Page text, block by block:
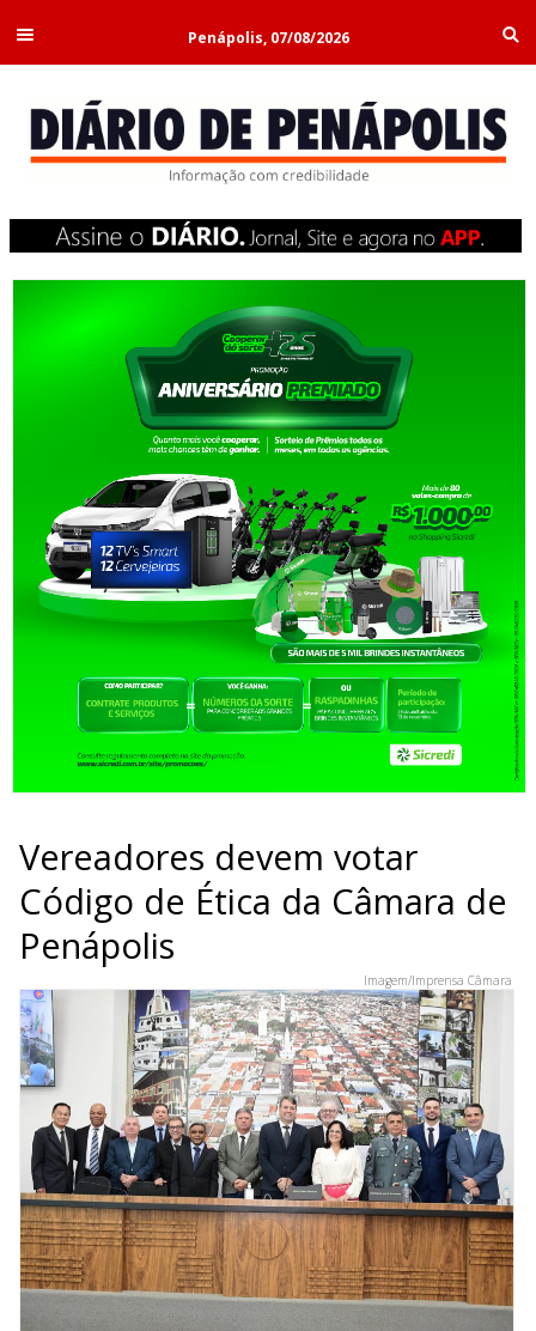
Penápolis, 07/08/2026
Vereadores devem votar
Código de Ética da Câmara de
Penápolis
Imagem/Imprensa Câmara